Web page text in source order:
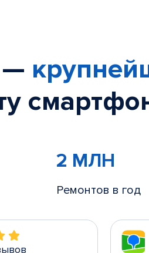
—
2 МЛН
Ремонтов в год